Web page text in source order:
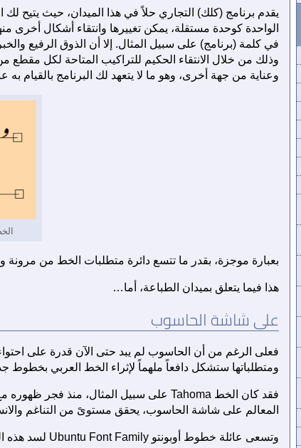
يقدم برنامج (كلك) التجاري حلاً في هذا الميدان، حيث يتيح
الواحدة كوحدة مستقلة، يمكن تغييرها وانتقاء أشكال
في كلمة (برنامج) على سبيل المثال. إلا أن الذوق الرفيع
وذلك من خلال الانتقاء الحكيم للتراكيب المتاحة لكل
وعناية من جهة أخرى، وهو ما لا يتعهد لك البرنامج بالقيام
بعبارة موجزة، بقدر ما تتسع دائرة متطلبات الخط من مرونة
هذا فيما يتعلق بميدان الطباعة، أما…
على شاشة الحاسوب
فعلى الرغم من أن الحاسوب لم يبد حتى الآن قدرة على احتواء
ومتطلباتها ستشكل دافعاً ملهماً لإثراء الخط العربي بخطوط
المعالم على شاشة الحاسوب، يحقق مستوىً من التناغم
وتسعى عائلة خطوط أوبونتو Ubuntu Font Family لسد هذه الثغرة في عالم لينكس حالياً.